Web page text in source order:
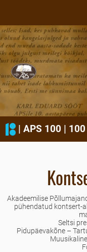
| APS 100 |
Akadeemilise
pühendatud kontsert-
Seltsi
Pidupäevakõne –